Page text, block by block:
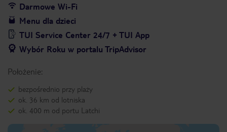
Darmowe Wi-Fi
Menu dla dzieci
TUI Service Center 24/7 + TUI App
Wybór Roku w portalu TripAdvisor
Położenie:
bezpośrednio przy plaży
ok. 36 km od lotniska
ok. 400 m od portu Latchi